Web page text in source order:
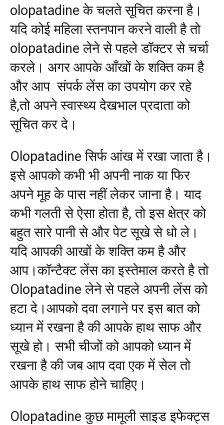
olopatadine के चलते सूचित करना है।
यदि कोई महिला स्तनपान करने वाली है तो
olopatadine लेने से पहले डॉक्टर से चर्चा
करले। अगर आपके आँखों के शक्ति कम है
और आप संपर्क लेंस का उपयोग कर रहे
है,तो अपने स्वास्थ्य देखभाल प्रदाता को
सूचित कर दे।
Olopatadine सिर्फ आंख में रखा जाता है।
इसे आपको कभी भी अपनी नाक या फिर
अपने मूह के पास नहीं लेकर जाना है। याद
कभी गलती से ऐसा होता है, तो इस क्षेत्र को
बहुत सारे पानी से और पेट सूखे से धो ले।
यदि आपकी आखों के शक्ति कम है और
आप।कॉन्टैक्ट लेंस का इस्तेमाल करते है तो
Olopatadine लेने से पहले अपनी लेंस को
हटा दे।आपको दवा लगाने पर इस बात को
ध्यान में रखना है की आपके हाथ साफ और
सूखे हो। सभी चीजों को आपको ध्यान में
रखना है की जब आप दवा एक में सेल तो
आपके हाथ साफ होने चाहिए।
Olopatadine कुछ मामूली साइड इफेक्ट्स